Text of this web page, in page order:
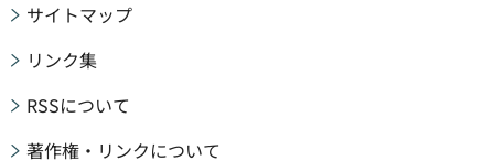
サイトマップ
リンク集
RSSについて
著作権・リンクについて